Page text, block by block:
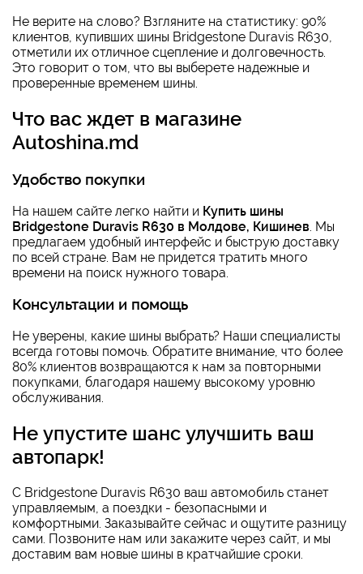
Не верите на слово? Взгляните на статистику: 90%
клиентов, купивших шины Bridgestone Duravis R630,
отметили их отличное сцепление и долговечность.
Это говорит о том, что вы выберете надежные и
проверенные временем шины.
Что вас ждет в магазине
Autoshina.md
Удобство покупки
На нашем сайте легко найти и Купить шины
Bridgestone Duravis R630 в Молдове, Кишинев . Мы
предлагаем удобный интерфейс и быструю доставку
по всей стране. Вам не придется тратить много
времени на поиск нужного товара.
Консультации и помощь
Не уверены, какие шины выбрать? Наши специалисты
всегда готовы помочь. Обратите внимание, что более
80% клиентов возвращаются к нам за повторными
покупками, благодаря нашему высокому уровню
обслуживания.
Не упустите шанс улучшить ваш
автопарк!
С Bridgestone Duravis R630 ваш автомобиль станет
управляемым, а поездки - безопасными и
комфортными. Заказывайте сейчас и ощутите разницу
сами. Позвоните нам или закажите через сайт, и мы
доставим вам новые шины в кратчайшие сроки.